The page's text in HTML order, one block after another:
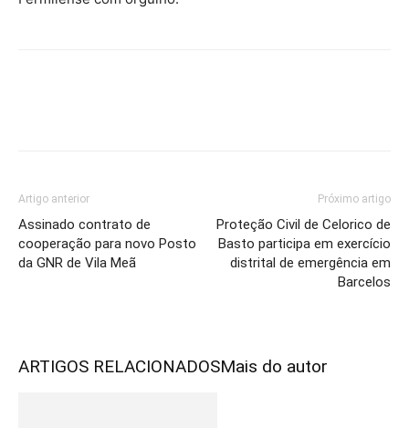
Artigo anterior
Assinado contrato de
cooperação para novo Posto
da GNR de Vila Meã
Próximo artigo
Proteção Civil de Celorico de
Basto participa em exercício
distrital de emergência em
Barcelos
ARTIGOS RELACIONADOSMais do autor